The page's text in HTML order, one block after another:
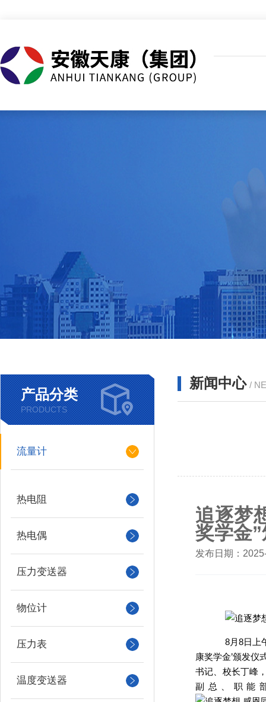
产品分类
PRODUCTS
流量计
热电阻
热电偶
压力变送器
物位计
压力表
温度变送器
新闻中心 /
追逐梦
奖学金
发布日期：
8月8日上
康奖学金’颁发
书记、校长丁峰
副总、职能